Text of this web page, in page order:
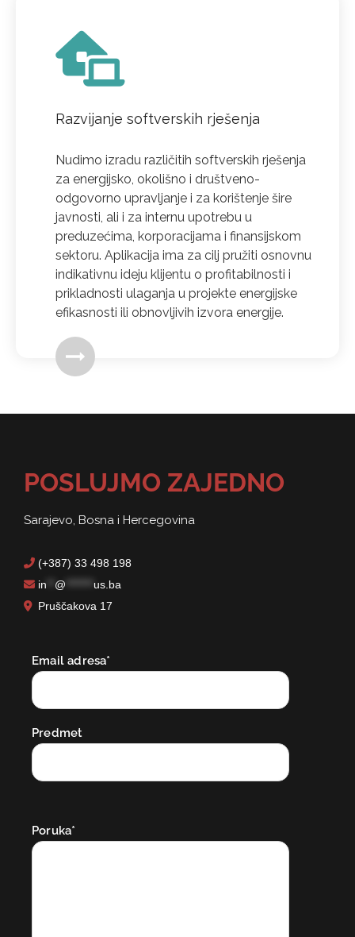
Razvijanje softverskih rješenja
Nudimo izradu različitih softverskih rješenja
za energijsko, okolišno i društveno-
odgovorno upravljanje i za korištenje šire
javnosti, ali i za internu upotrebu u
preduzećima, korporacijama i finansijskom
sektoru. Aplikacija ima za cilj pružiti osnovnu
indikativnu ideju klijentu o profitabilnosti i
prikladnosti ulaganja u projekte energijske
efikasnosti ili obnovljivih izvora energije.
POSLUJMO ZAJEDNO
Sarajevo, Bosna i Hercegovina
(+387) 33 498 198
in
@
us.ba
Pruščakova 17
Email adresa*
Predmet
Poruka*